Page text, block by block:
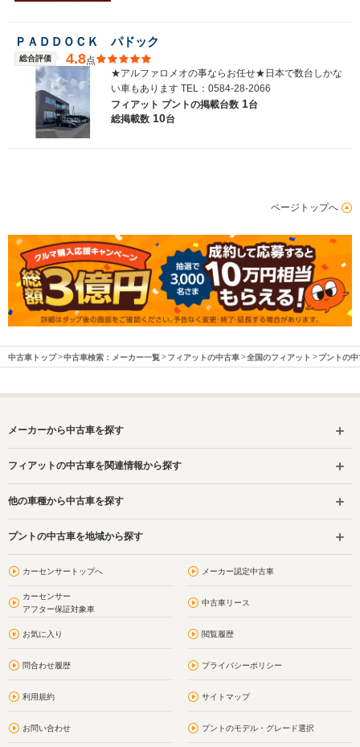
ＰＡＤＤＯＣＫ パドック
総合評価 4.8点
★アルファロメオの事ならお任せ★日本で数台しかな
い車もあります TEL：0584-28-2066
フィアット プントの掲載台数 1台
総掲載数 10台
ページトップへ
中古車トップ 中古車検索：メーカー一覧 フィアットの中古車 全国のフィアット プントの中
メーカーから中古車を探す
フィアットの中古車を関連情報から探す
他の車種から中古車を探す
プントの中古車を地域から探す
カーセンサートップへ メーカー認定中古車
カーセンサー
アフター保証対象車
中古車リース
お気に入り 閲覧履歴
問合わせ履歴 プライバシーポリシー
利用規約 サイトマップ
お問い合わせ プントのモデル・グレード選択